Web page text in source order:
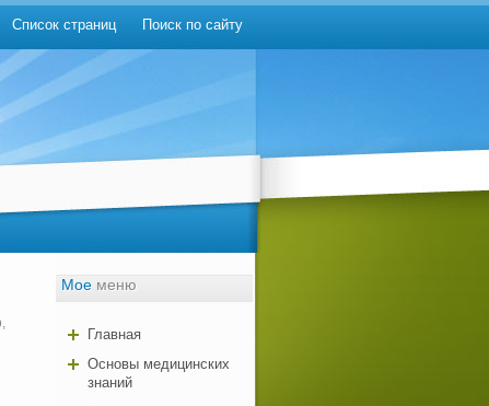
Поиск по сайту
Список страниц
Мое меню
Главная
Основы медицинских
знаний